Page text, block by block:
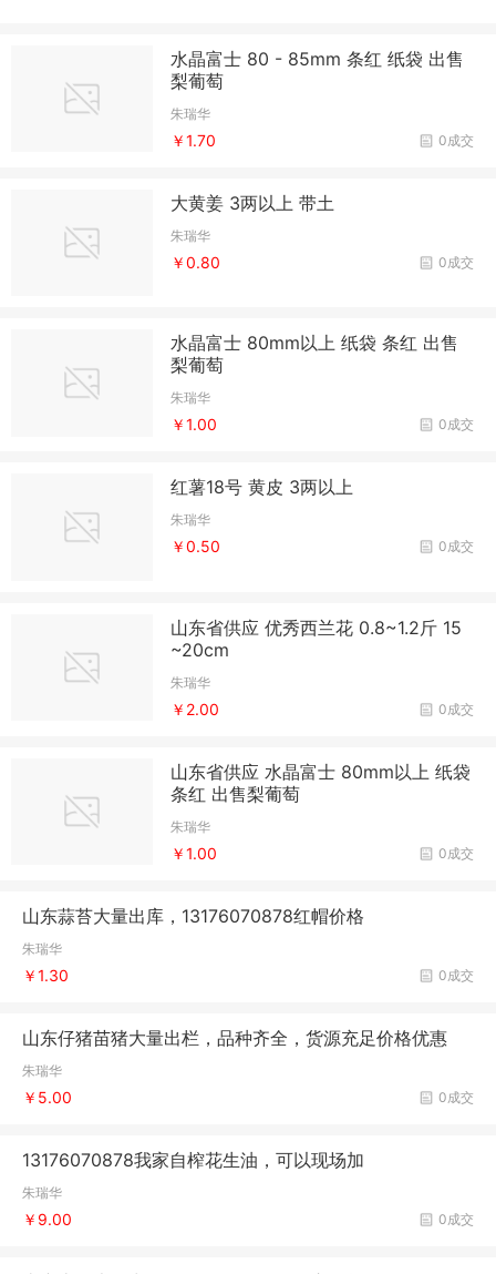
水晶富士 80 - 85mm 条红 纸袋 出售
梨葡萄
朱瑞华
0成交
￥1.70
大黄姜 3两以上 带土
朱瑞华
0成交
￥0.80
水晶富士 80mm以上 纸袋 条红 出售
梨葡萄
朱瑞华
0成交
￥1.00
红薯18号 黄皮 3两以上
朱瑞华
0成交
￥0.50
山东省供应 优秀西兰花 0.8~1.2斤 15
~20cm
朱瑞华
0成交
￥2.00
山东省供应 水晶富士 80mm以上 纸袋
条红 出售梨葡萄
朱瑞华
0成交
￥1.00
山东蒜苔大量出库，13176070878红帽价格
朱瑞华
0成交
￥1.30
山东仔猪苗猪大量出栏，品种齐全，货源充足价格优惠
朱瑞华
0成交
￥5.00
13176070878我家自榨花生油，可以现场加
朱瑞华
0成交
￥9.00